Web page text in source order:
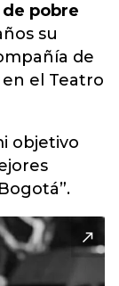
pobre
su
de
el Teatro
objetivo